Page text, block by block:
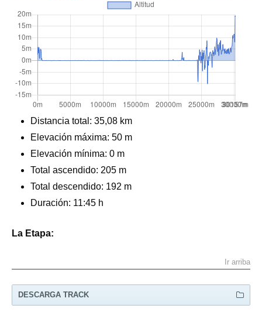
Distancia total: 35,08 km
Elevación máxima: 50 m
Elevación mínima: 0 m
Total ascendido: 205 m
Total descendido: 192 m
Duración: 11:45 h
La Etapa:
Ir arriba
DESCARGA TRACK